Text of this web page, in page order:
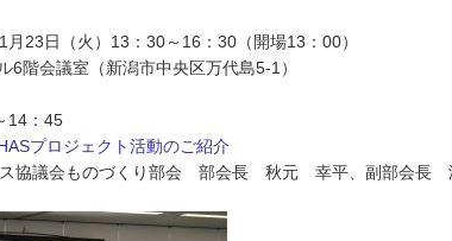
23日（火）13：30～16：30（開場13：00）
6階会議室（新潟市中央区万代島5-1）
14：45
プロジェクト活動のご紹介
ス協議会ものづくり部会 部会長 秋元 幸平、副部会